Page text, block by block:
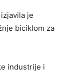
je
biciklom za
industrije i